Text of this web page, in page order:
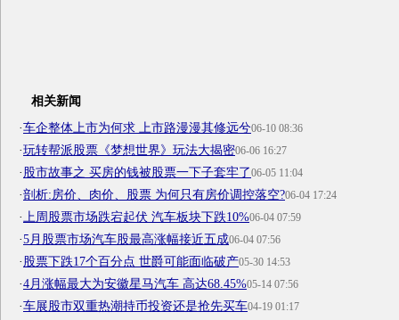
相关新闻
·车企整体上市为何求 上市路漫漫其修远兮06-10 08:36
·玩转帮派股票《梦想世界》玩法大揭密06-06 16:27
· 股市故事之 买房的钱被股票一下子套牢了06-05 11:04
·剖析:房价、肉价、股票 为何只有房价调控落空?06-04 17:24
· 上周股票市场跌宕起伏 汽车板块下跌10%06-04 07:59
·5月股票市场汽车股最高涨幅接近五成06-04 07:56
· 股票下跌17个百分点 世爵可能面临破产05-30 14:53
·4月涨幅最大为安徽星马汽车 高达68.45%05-14 07:56
·车展股市双重热潮持币投资还是抢先买车04-19 01:17